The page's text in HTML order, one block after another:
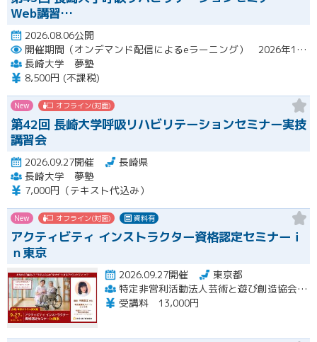
Web講習…
2026.08.06公開
開催期間（オンデマンド配信によるeラーニング） 2026年10月2日（金）～10月29日（木）
長崎大学 夢塾
8,500円 (不課税)
New オフライン(対面)
第42回 長崎大学呼吸リハビリテーションセミナー実技
講習会
2026.09.27開催
長崎県
長崎大学 夢塾
7,000円（テキスト代込み）
New オフライン(対面) 資料有
アクティビティ インストラクター資格認定セミナーｉ
ｎ東京
2026.09.27開催
東京都
特定非営利活動法人芸術と遊び創造協会 高齢者アクティビティ開発センター
受講料 13,000円